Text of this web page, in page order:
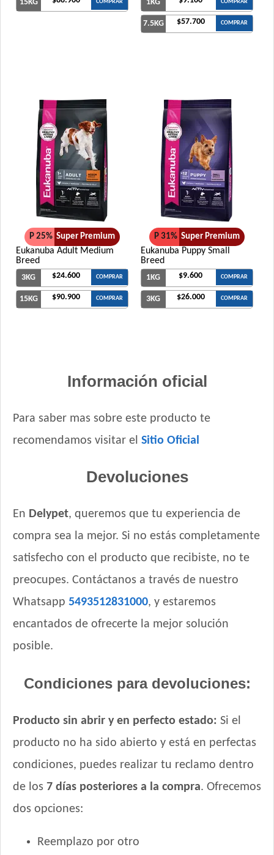
15KG COMPRAR 1KG COMPRAR
7.5KG $57.700 COMPRAR
P 25% Super Premium
Eukanuba Adult Medium
Breed
3KG $24.600 COMPRAR
15KG $90.900 COMPRAR
P 31% Super Premium
Eukanuba Puppy Small
Breed
1KG $9.600 COMPRAR
3KG $26.000 COMPRAR
Información oficial
Para saber mas sobre este producto te
recomendamos visitar el Sitio Oficial
Devoluciones
En Delypet, queremos que tu experiencia de
compra sea la mejor. Si no estás completamente
satisfecho con el producto que recibiste, no te
preocupes. Contáctanos a través de nuestro
Whatsapp 5493512831000, y estaremos
encantados de ofrecerte la mejor solución
posible.
Condiciones para devoluciones:
Producto sin abrir y en perfecto estado: Si el
producto no ha sido abierto y está en perfectas
condiciones, puedes realizar tu reclamo dentro
de los 7 días posteriores a la compra. Ofrecemos
dos opciones:
Reemplazo por otro